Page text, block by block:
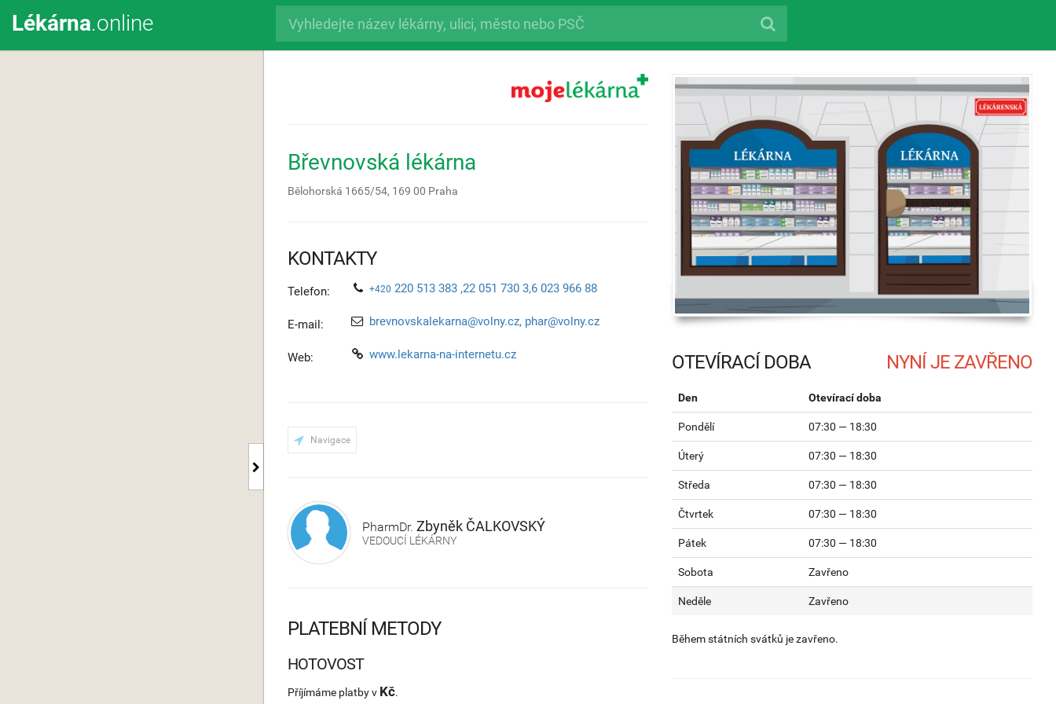
Lékárna.online
Břevnovská lékárna
Bělohorská 1665/54, 169 00 Praha
KONTAKTY
Telefon: +420 220 513 383 ,22 051 730 3,6 023 966 88
E-mail: brevnovskalekarna@volny.cz, phar@volny.cz
Web: www.lekarna-na-internetu.cz
Navigace
PharmDr. Zbyněk ČALKOVSKÝ
VEDOUCÍ LÉKÁRNY
OTEVÍRACÍ DOBA
Den Otevírací doba
Pondělí 07:30 — 18:30
Úterý 07:30 — 18:30
Středa 07:30 — 18:30
Čtvrtek 07:30 — 18:30
Pátek 07:30 — 18:30
Sobota Zavřeno
Neděle Zavřeno
Během státních svátků je zavřeno.
PLATEBNÍ METODY
HOTOVOST
Příjímáme platby v Kč.